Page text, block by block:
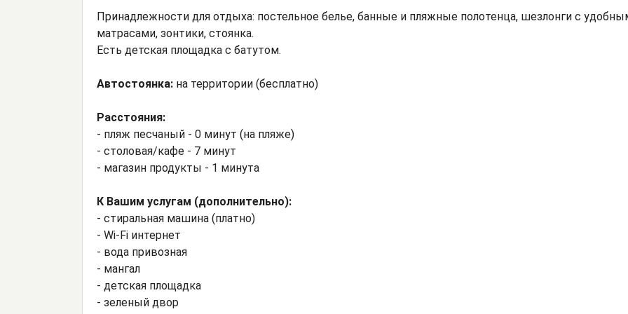
Принадлежности для отдыха: постельное белье, банные и пляжные полотенца, шезлонги с
матрасами, зонтики, стоянка.
Есть детская площадка с батутом.
Автостоянка: на территории (бесплатно)
Расстояния:
- пляж песчаный - 0 минут (на пляже)
- столовая/кафе - 7 минут
- магазин продукты - 1 минута
К Вашим услугам (дополнительно):
- стиральная машина (платно)
- Wi-Fi интернет
- вода привозная
- мангал
- детская площадка
- зеленый двор